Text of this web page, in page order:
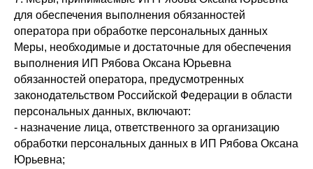
для обеспечения выполнения обязанностей
оператора при обработке персональных данных
Меры, необходимые и достаточные для обеспечения
выполнения ИП Рябова Оксана Юрьевна
обязанностей оператора, предусмотренных
законодательством Российской Федерации в области
персональных данных, включают:
- назначение лица, ответственного за организацию
обработки персональных данных в ИП Рябова Оксана
Юрьевна;